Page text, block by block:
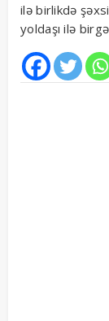
ilə birlikdə
yoldaşı ilə